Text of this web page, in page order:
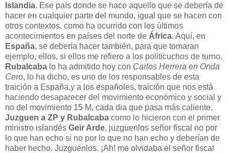
Islandia. Ese país donde se hace aquello que se debería de
hacer en cualquier parte del mundo, igual que se hacen con
otros contextos, como ha ocurrido con los últimos
acontecimientos en países del norte de África. Aquí, en
España, se debería hacer también, para que tomaran
ejemplo, ellos, si ellos me refiero a los politicuchos de turno.
Rubalcaba lo ha admitido hoy con Carlos Herrera en Onda
Cero, lo ha dicho, es uno de los responsables de esta
traición a España,y a los españoles, traición que nos está
haciendo desaparecer del movimiento económico y social y
no del movimiento 15 M, cada dia que pasa más caliente.
Juzguen a ZP y Rubalcaba como lo hicieron con el primer
ministro islandés Geir Arde, juzguenlos señor fiscal no por
lo que han echo si no por lo que no han echo y deberían de
haber hecho. Juzguenlos. ¡Ah! me olvidaba el señor fiscal